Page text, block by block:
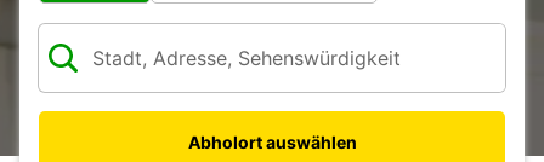
Abholort auswählen